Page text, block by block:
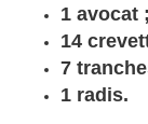
1 avocat ;
14
7
1 radis.